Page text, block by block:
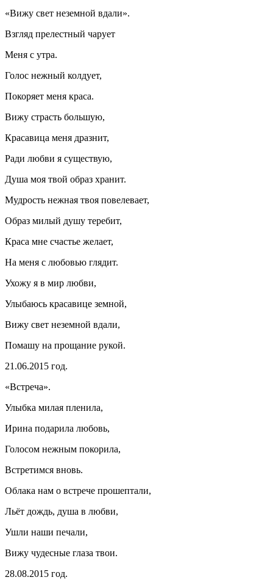
«Вижу свет неземной вдали».
Взгляд прелестный чарует
Меня с утра.
Голос нежный колдует,
Покоряет меня краса.
Вижу страсть большую,
Красавица меня дразнит,
Ради любви я существую,
Душа моя твой образ хранит.
Мудрость нежная твоя повелевает,
Образ милый душу теребит,
Краса мне счастье желает,
На меня с любовью глядит.
Ухожу я в мир любви,
Улыбаюсь красавице земной,
Вижу свет неземной вдали,
Помашу на прощание рукой.
21.06.2015 год.
«Встреча».
Улыбка милая пленила,
Ирина подарила любовь,
Голосом нежным покорила,
Встретимся вновь.
Облака нам о встрече прошептали,
Льёт дождь, душа в любви,
Ушли наши печали,
Вижу чудесные глаза твои.
28.08.2015 год.